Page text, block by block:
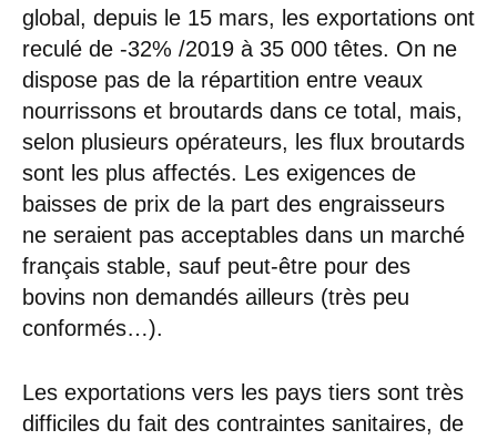
global, depuis le 15 mars, les exportations ont
reculé de -32% /2019 à 35 000 têtes. On ne
dispose pas de la répartition entre veaux
nourrissons et broutards dans ce total, mais,
selon plusieurs opérateurs, les flux broutards
sont les plus affectés. Les exigences de
baisses de prix de la part des engraisseurs
ne seraient pas acceptables dans un marché
français stable, sauf peut-être pour des
bovins non demandés ailleurs (très peu
conformés…).
Les exportations vers les pays tiers sont très
difficiles du fait des contraintes sanitaires, de